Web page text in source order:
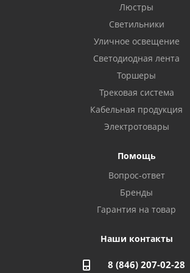
Бузулук, ул. Октябрьская, 24
Балаково, ул. Комарова, 55
Октябрьский, ул. Свердлова, 28
Азнакаево, ул. Булгар, 2. ТЦ "Акчарлак"
Стерлитамак, ул. Вокзальная, 13
Магнитогорск, ул. Труда, 14
Люстры
Светильники
Уличное освещение
Светодиодная лента
Торшеры
Трековая система
Кабельная продукция
Электротовары
Помощь
Вопрос-ответ
Бренды
Гарантия на товар
Наши контакты
8 (846) 207-02-28